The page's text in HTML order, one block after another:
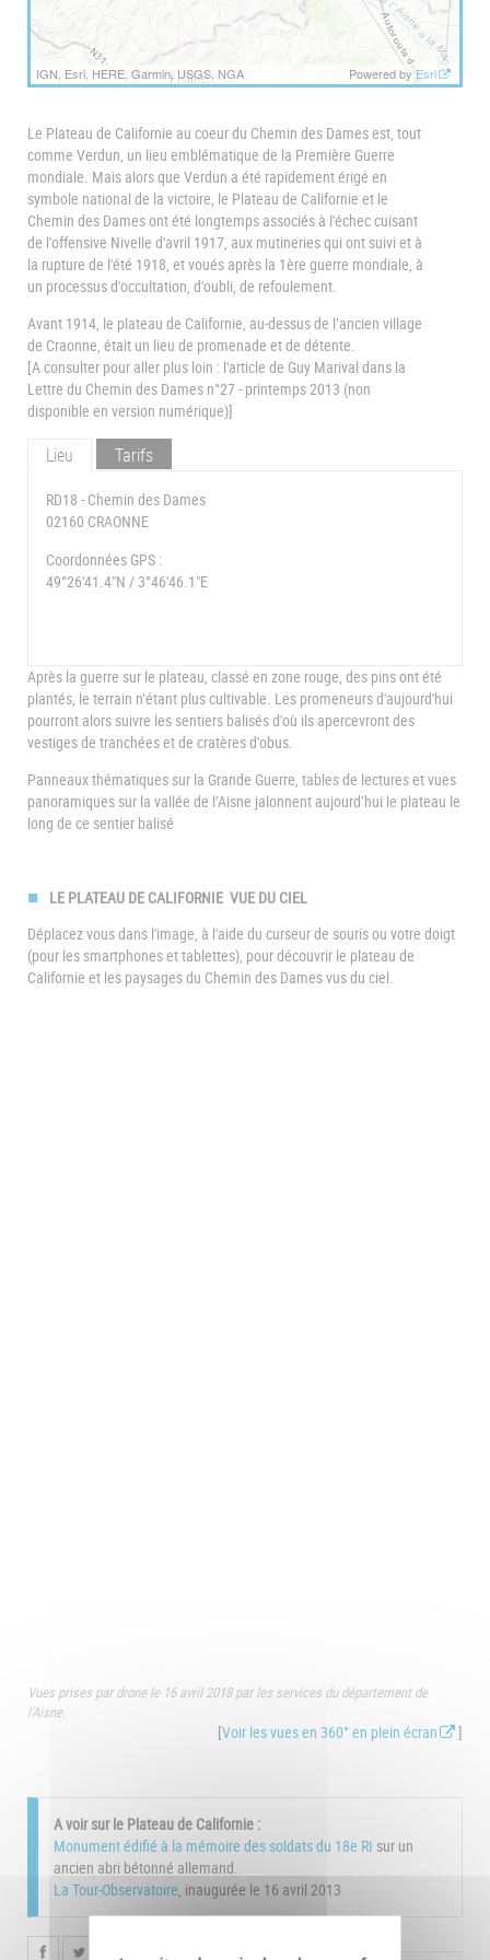
IGN, Esri, HERE, Garmin, USGS, NGA Powered byEsri
Le Plateau de Californie au coeur du Chemin des Dames est, tout
comme Verdun, un lieu emblématique de la Première Guerre
mondiale. Mais alors que Verdun a été rapidement érigé en
symbole national de la victoire, le Plateau de Californie et le
Chemin des Dames ont été longtemps associés à l'échec cuisant
de l'offensive Nivelle d'avril 1917, aux mutineries qui ont suivi et à
la rupture de l'été 1918, et voués après la 1ère guerre mondiale, à
un processus d'occultation, d'oubli, de refoulement.
Avant 1914, le plateau de Californie, au-dessus de l’ancien village
de Craonne, était un lieu de promenade et de détente.
[A consulter pour aller plus loin : l'article de Guy Marival dans la
Lettre du Chemin des Dames n°27 - printemps 2013 (non
disponible en version numérique)]
Lieu Tarifs
RD18 - Chemin des Dames
02160 CRAONNE
Coordonnées GPS :
49°26'41.4"N / 3°46'46.1"E
Après la guerre sur le plateau, classé en zone rouge, des pins ont été
plantés, le terrain n’étant plus cultivable. Les promeneurs d'aujourd'hui
pourront alors suivre les sentiers balisés d'où ils apercevront des
vestiges de tranchées et de cratères d'obus.
Panneaux thématiques sur la Grande Guerre, tables de lectures et vues
panoramiques sur la vallée de l’Aisne jalonnent aujourd’hui le plateau le
long de ce sentier balisé
LE PLATEAU DE CALIFORNIE VUE DU CIEL
Déplacez vous dans l'image, à l'aide du curseur de souris ou votre doigt
(pour les smartphones et tablettes), pour découvrir le plateau de
Californie et les paysages du Chemin des Dames vus du ciel.
Vues prises par drone le 16 avril 2018 par les services du département de
l'Aisne.
[Voir les vues en 360° en plein écran ]
A voir sur le Plateau de Californie :
Monument édifié à la mémoire des soldats du 18e RI sur un
ancien abri bétonné allemand.
La Tour-Observatoire, inaugurée le 16 avril 2013